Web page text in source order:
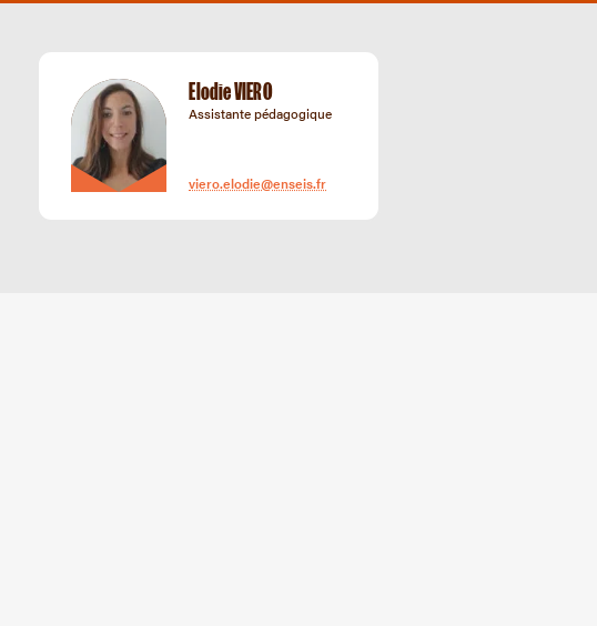
Elodie VIERO
Assistante pédagogique
viero.elodie@enseis.fr